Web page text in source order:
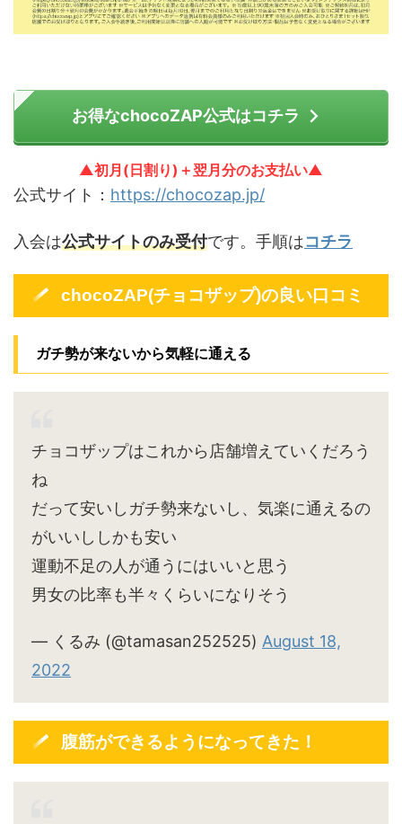
お得なchocoZAP公式はコチラ
▲初月(日割り)＋翌月分のお支払い▲
公式サイト： https://chocozap.jp/
入会は公式サイトのみ受付です。手順はコチラ
chocoZAP(チョコザップ)の良い口コミ
ガチ勢が来ないから気軽に通える
チョコザップはこれから店舗増えていくだろう
ね
だって安いしガチ勢来ないし、気楽に通えるの
がいいししかも安い
運動不足の人が通うにはいいと思う
男女の比率も半々くらいになりそう
— くるみ (@tamasan252525) August 18,
2022
腹筋ができるようになってきた！